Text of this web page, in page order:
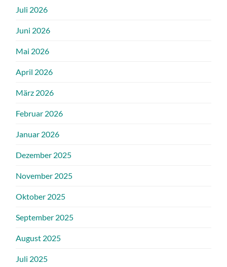
Juli 2026
Juni 2026
Mai 2026
April 2026
März 2026
Februar 2026
Januar 2026
Dezember 2025
November 2025
Oktober 2025
September 2025
August 2025
Juli 2025